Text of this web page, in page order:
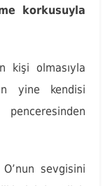
korkusuyla
kişi olmasıyla
yine kendisi
sevgisini